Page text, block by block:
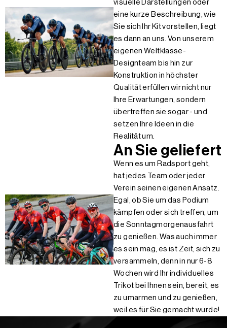
visuelle Darstellungen oder
eine kurze Beschreibung, wie
Sie sich Ihr Kit vorstellen, liegt
es dann an uns. Von unserem
eigenen Weltklasse-
Designteam bis hin zur
Konstruktion in höchster
Qualität erfüllen wir nicht nur
Ihre Erwartungen, sondern
übertreffen sie sogar - und
setzen Ihre Ideen in die
Realität um.
An Sie geliefert
Wenn es um Radsport geht,
hat jedes Team oder jeder
Verein seinen eigenen Ansatz.
Egal, ob Sie um das Podium
kämpfen oder sich treffen, um
die Sonntagmorgenausfahrt
zu genießen. Was auch immer
es sein mag, es ist Zeit, sich zu
versammeln, denn in nur 6-8
Wochen wird Ihr individuelles
Trikot bei Ihnen sein, bereit, es
zu umarmen und zu genießen,
weil es für Sie gemacht wurde!